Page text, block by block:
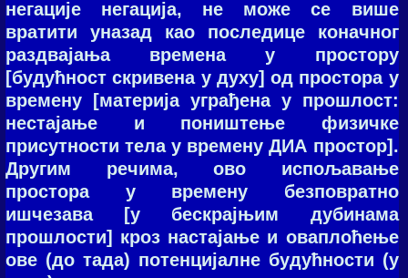
негације негација, не може се више
вратити уназад као последице коначног
раздвајања времена у простору
[будућност скривена у духу] од простора у
времену [материја уграђена у прошлост:
нестајање и поништење физичке
присутности тела у времену ДИА простор].
Другим речима, ово испољавање
простора у времену безповратно
ишчезава [у бескрајњим дубинама
прошлости] кроз настајање и оваплоћење
ове (до тада) потенцијалне будућности (у